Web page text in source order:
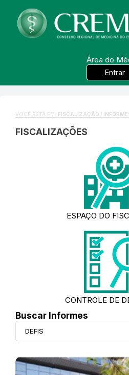
Área do
Entrar
VOCÊ ESTÁ EM: FISCALIZAÇÃO /
FISCALIZAÇÕES
ESPAÇO DO
CONTROLE DE
Buscar Informes